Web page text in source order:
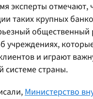
эксперты отмечают,
таких крупных
общественный
учреждениях,
и играют
системе страны.
Министерство